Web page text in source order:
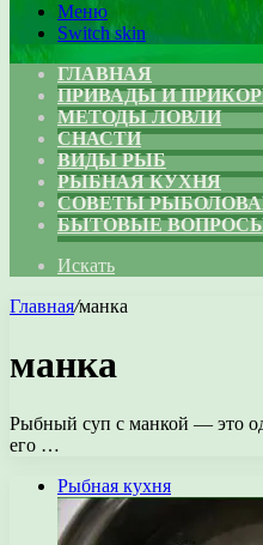
Меню
Switch skin
ГЛАВНАЯ
ПРИВАДЫ И
МЕТОДЫ ЛОВЛИ
СНАСТИ
ВИДЫ РЫБ
РЫБНАЯ КУХНЯ
СОВЕТЫ
БЫТОВЫЕ
Искать
Главная/манка
манка
Рыбный суп с манкой — это
его …
Рыбная кухня